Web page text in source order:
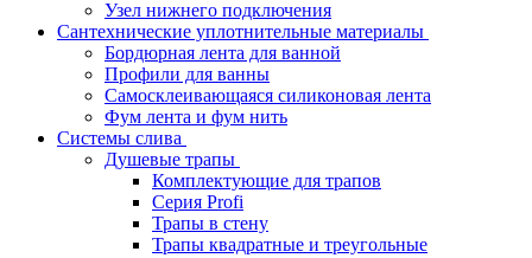
Узел нижнего подключения
Сантехнические уплотнительные материалы
Бордюрная лента для ванной
Профили для ванны
Самосклеивающаяся силиконовая лента
Фум лента и фум нить
Системы слива
Душевые трапы
Комплектующие для трапов
Серия Profi
Трапы в стену
Трапы квадратные и треугольные